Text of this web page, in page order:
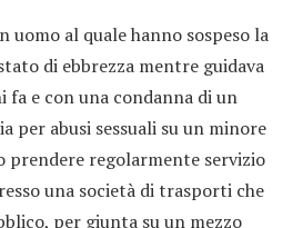
uomo al quale hanno sospeso la
di ebbrezza mentre guidava
fa e con una condanna di un
per abusi sessuali su un minore
prendere regolarmente servizio
una società di trasporti che
per giunta su un mezzo